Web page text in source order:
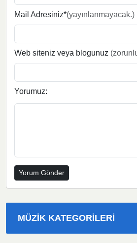
Mail Adresiniz*(yayınlanmayacak.)
Web siteniz veya blogunuz
Yorumuz:
MÜZIK KATEGORILERI